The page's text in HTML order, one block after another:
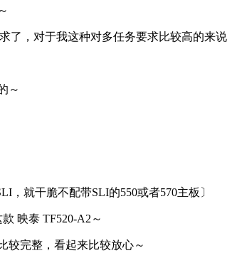
了，对于我这种对多任务要求比较高的来说
～
，就干脆不配带SLI的550或者570主板〕
映泰 TF520-A2～
较完整，看起来比较放心～